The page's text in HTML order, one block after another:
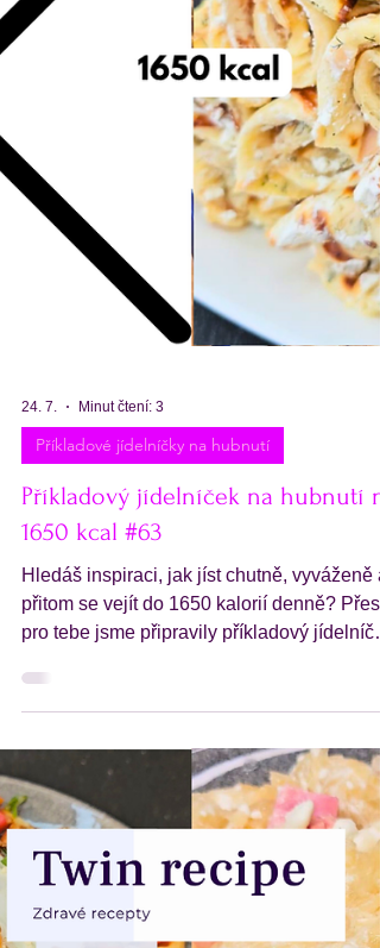
24. 7. Minut čtení: 3
Příkladové jídelníčky na hubnutí
1650 kcal #63
přitom se vejít do 1650 kalorií denně?
pro tebe jsme připravily příkladový
na hubnutí, který není jen o kaloriích, ale
hlavně o radosti z jídla! Recepty v něm jsou
jednoduché a zaberou ti jen chvíli času -
žádné hodiny strávené v kuchyni! V článku
najdeš kompletní denní plán od snídaně až